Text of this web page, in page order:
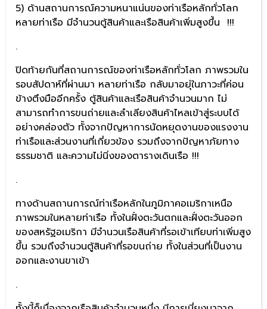
5) ด้านสถานการณ์ความหนาแน่นของท่าเรือหลักทั่วโลก
หลายท่าเรือ มีจำนวนตู้สินค้าและเรือสินค้าเพิ่มสูงขึ้น !!!
.
ปิดท้ายกันที่สถานการณ์ของท่าเรือหลักทั่วโลก ภาพรวมใน
รอบสัปดาห์ที่ผ่านมา หลายท่าเรือ กลับมาอยุ่ในภาวะที่ค่อน
ข้างตึงมืออีกครั้ง ตู้สินค้าและเรือสินค้าจำนวนมาก ไม่
สามารถทำการขนถ่ายและลำเลียงสินค้าไหลเข้าสู่ระบบได้
อย่างคล่องตัว ทั้งจากปัญหาการนัดหยุดงานของแรงงาน
ท่าเรือและส่วนงานที่เกี่ยวข้อง รวมถึงจากปัญหาภัยทาง
ธรรมชาติ และความไม่นิ่งของตารางเดินเรือ !!!
.
ทางด้านสถานการณ์ท่าเรือหลักในภูมิภาคอเมริกาเหนือ
ภาพรวมในหลายท่าเรือ ทั้งในฝั่งตะวันตกและฝั่งตะวันออก
ของสหรัฐอเมริกา มีจำนวนเรือสินค้าที่รอเข้าเทียบท่าเพิ่มสูง
ขึ้น รวมถึงจำนวนตู้สินค้าที่รอขนถ่าย ทั้งในส่วนที่เป็นงาน
ออกและงานขาเข้า
.